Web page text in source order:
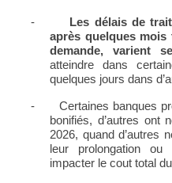
-
Les délais de
après quelques mois
demande, varient
atteindre dans
quelques jours dans
-
Certaines banques
bonifiés, d’autres ont
2026, quand d’autres
leur prolongation
impacter le cout total